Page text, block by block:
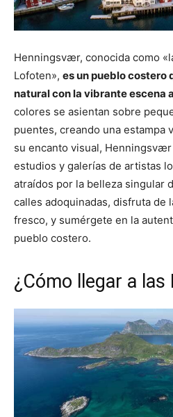
Henningsvær, conocida como
Lofoten», es un pueblo costero
natural con la vibrante escena
colores se asientan sobre
puentes, creando una estampa
su encanto visual,
estudios y galerías de artistas
atraídos por la belleza singular
calles adoquinadas, disfruta de
fresco, y sumérgete en la
pueblo costero.
¿Cómo llegar a